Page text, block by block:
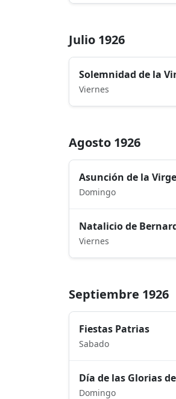
Julio 1926
Solemnidad de la
Viernes
Agosto 1926
Asunción de la
Domingo
Natalicio de
Viernes
Septiembre 1926
Fiestas Patrias
Sabado
Día de las Glorias
Domingo